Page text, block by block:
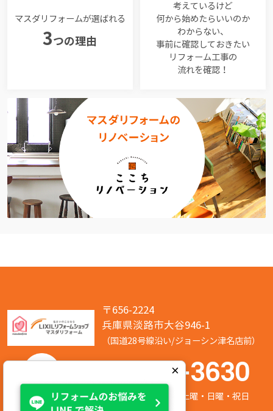
マスダリフォームが選ばれる
3つの理由
考えているけど
何から始めたらいいのか
わからない、
事前に確認しておきたい
リフォーム工事の
流れを確認！
〒656-2224
兵庫県淡路市大谷946-1
（国道28号線沿い/ジョーシン津名店前）
050-7586-3630
営業時間:8:00～17:00 定休日:第2/第4土曜・日曜・祝日
×